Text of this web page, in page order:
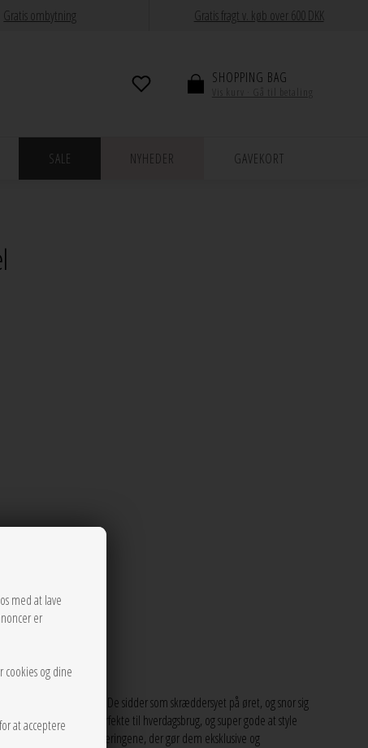
med at lave
er
cookies og dine
at acceptere
Gratis ombytning Gratis fragt v. køb over 600 DKK
SHOPPING BAG
SALE NYHEDER GAVEKORT
men fulde af karakter. De sidder som skræddersyet på øret, og snor sig
18 karats guld, er perfekte til hverdagsbrug, og super gode at style
overflader på øreringene, der gør dem eksklusive og